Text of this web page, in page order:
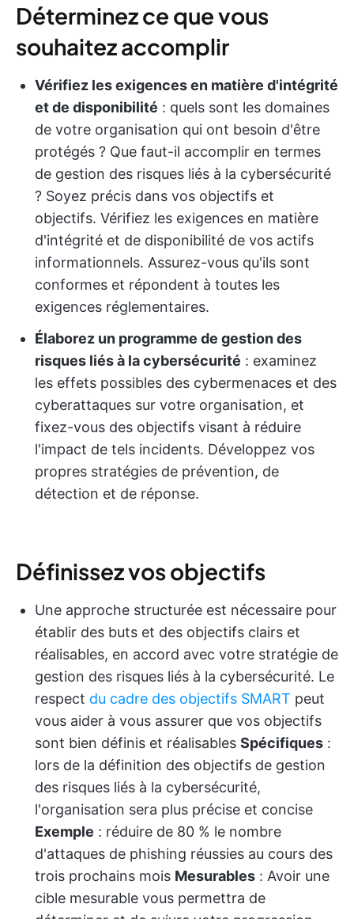
Déterminez ce que vous
souhaitez accomplir
Vérifiez les exigences en matière d'intégrité
et de disponibilité : quels sont les domaines
de votre organisation qui ont besoin d'être
protégés ? Que faut-il accomplir en termes
de gestion des risques liés à la cybersécurité
? Soyez précis dans vos objectifs et
objectifs. Vérifiez les exigences en matière
d'intégrité et de disponibilité de vos actifs
informationnels. Assurez-vous qu'ils sont
conformes et répondent à toutes les
exigences réglementaires.
Élaborez un programme de gestion des
risques liés à la cybersécurité : examinez
les effets possibles des cybermenaces et des
cyberattaques sur votre organisation, et
fixez-vous des objectifs visant à réduire
l'impact de tels incidents. Développez vos
propres stratégies de prévention, de
détection et de réponse.
Définissez vos objectifs
Une approche structurée est nécessaire pour
établir des buts et des objectifs clairs et
réalisables, en accord avec votre stratégie de
gestion des risques liés à la cybersécurité. Le
respect du cadre des objectifs SMART peut
vous aider à vous assurer que vos objectifs
sont bien définis et réalisables Spécifiques :
lors de la définition des objectifs de gestion
des risques liés à la cybersécurité,
l'organisation sera plus précise et concise
Exemple : réduire de 80 % le nombre
d'attaques de phishing réussies au cours des
trois prochains mois Mesurables : Avoir une
cible mesurable vous permettra de